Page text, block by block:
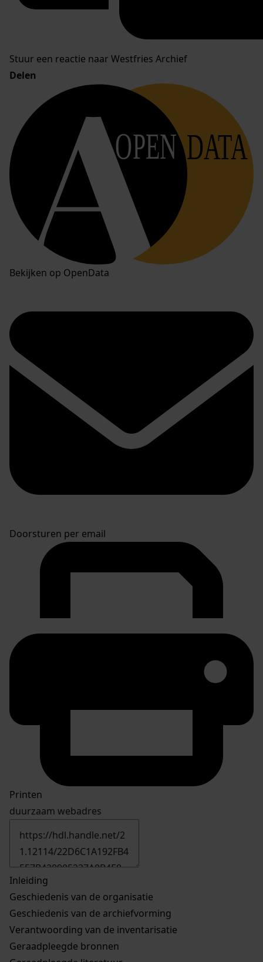
Stuur een reactie naar Westfries Archief
Delen
OPEN DATA
Bekijken op OpenData
Doorsturen per email
Printen
duurzaam webadres
Inleiding
Geschiedenis van de organisatie
Geschiedenis van de archiefvorming
Verantwoording van de inventarisatie
Geraadpleegde bronnen